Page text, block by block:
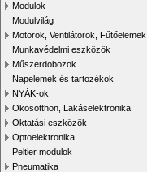
Modulok
Modulvilág
Motorok, Ventilátorok, Fűtőelemek
Munkavédelmi eszközök
Műszerdobozok
Napelemek és tartozékok
NYÁK-ok
Okosotthon, Lakáselektronika
Oktatási eszközök
Optoelektronika
Peltier modulok
Pneumatika